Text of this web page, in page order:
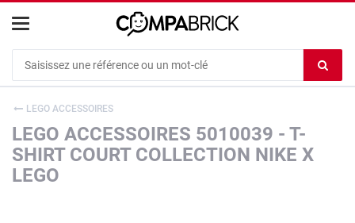
le
LEGO ACCESSOIRES
LEGO ACCESSOIRES 5010039 - T-
SHIRT COURT COLLECTION NIKE X
LEGO
Cookies management panel